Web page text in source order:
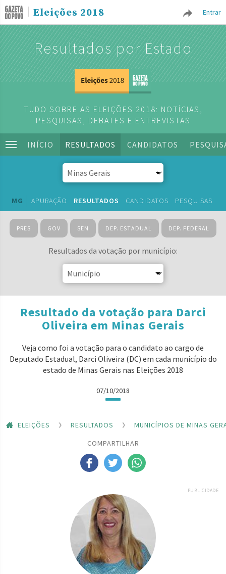
Entrar
Eleições 2018
Resultados por Estado
TUDO SOBRE AS ELEIÇÕES 2018: NOTÍCIAS,
PESQUISAS, DEBATES E ENTREVISTAS
INÍCIO RESULTADOS CANDIDATOS
MG APURAÇÃO RESULTADOS CANDIDATOS PESQUISAS
PRES GOV SEN DEP. ESTADUAL DEP. FEDERAL
Resultados da votação por município:
Resultado da votação para Darci
Oliveira em Minas Gerais
Veja como foi a votação para o candidato ao cargo de
Deputado Estadual, Darci Oliveira (DC) em cada município do
estado de Minas Gerais nas Eleições 2018
07/10/2018
ELEIÇÕES RESULTADOS
MUNICÍPIOS DE MINAS
COMPARTILHAR
PUBLICIDADE